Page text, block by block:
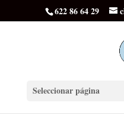
622 86 64 29
Seleccionar página